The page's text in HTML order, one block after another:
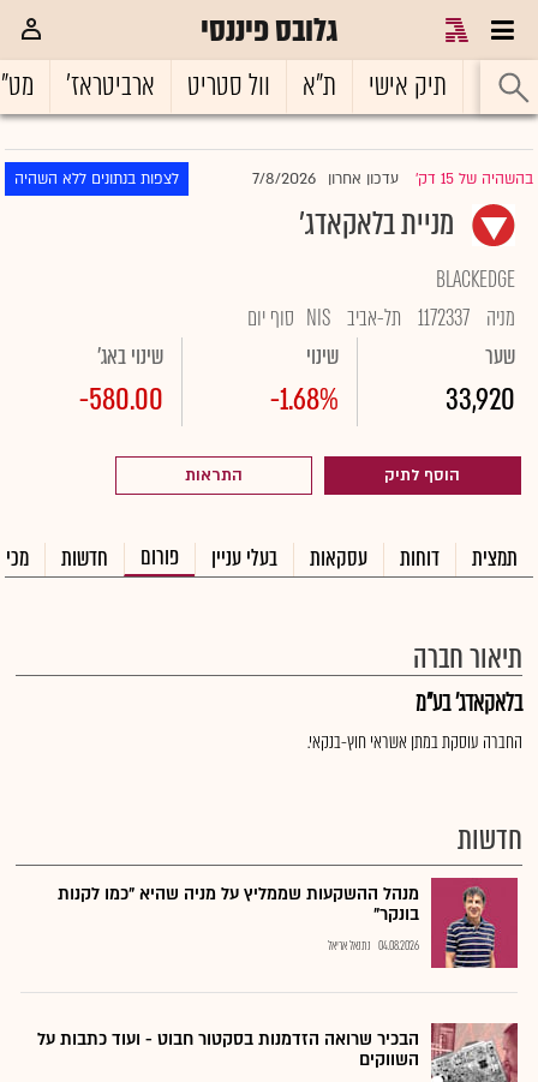
גלובס פיננסי
ראשי תיק אישי ת"א וול סטריט ארביטראז'
בהשהיה של 15 דק' |עדכון אחרון 7/8/2026 לצפות בנתונים ללא השהיה
מניית בלאקאדג'
BLACKEDGE
מניה 1172337 תל-אביב NIS סוף יום
שער
33,920
שינוי
-1.68%
שינוי באג'
-580.00
הוסף לתיק התראות
תמצית דוחות עסקאות בעלי עניין פורום חדשות
תיאור חברה
בלאקאדג' בע"מ
החברה עוסקת במתן אשראי חוץ-בנקאי.
חדשות
מנהל ההשקעות שממליץ על מניה שהיא "כמו לקנות
בונקר"
04.08.2026 נתנאל אריאל
הבכיר שרואה הזדמנות בסקטור חבוט - ועוד כתבות על
השווקים